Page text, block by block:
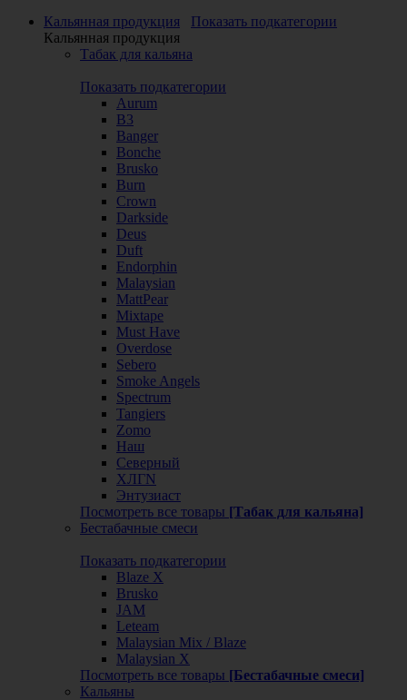
Кальянная продукция
Показать подкатегории
Кальянная продукция
Табак для кальяна
Показать подкатегории
Aurum
B3
Banger
Bonche
Brusko
Burn
Crown
Darkside
Deus
Duft
Endorphin
Malaysian
MattPear
Mixtape
Must Have
Overdose
Sebero
Smoke Angels
Spectrum
Tangiers
Zomo
Наш
Северный
ХЛГN
Энтузиаст
Посмотреть все товары [Табак для кальяна]
Бестабачные смеси
Показать подкатегории
Blaze X
Brusko
JAM
Leteam
Malaysian Mix / Blaze
Malaysian X
Посмотреть все товары [Бестабачные смеси]
Кальяны